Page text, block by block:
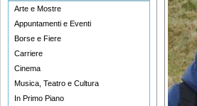
Arte e Mostre
Appuntamenti e Eventi
Borse e Fiere
Carriere
Cinema
Musica, Teatro e Cultura
In Primo Piano